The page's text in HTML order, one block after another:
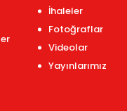
İhaleler
Fotoğraflar
Videolar
Yayınlarımız